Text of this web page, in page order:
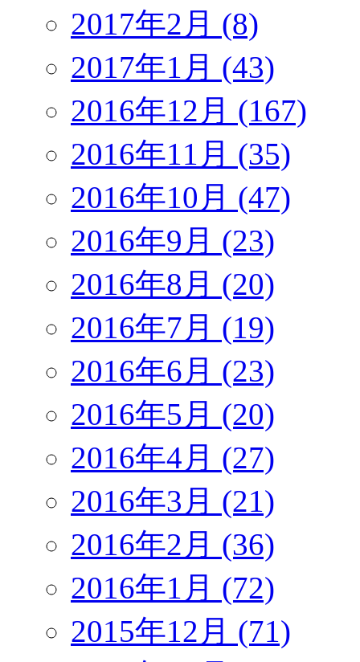
2017年2月 (8)
2017年1月 (43)
2016年12月 (167)
2016年11月 (35)
2016年10月 (47)
2016年9月 (23)
2016年8月 (20)
2016年7月 (19)
2016年6月 (23)
2016年5月 (20)
2016年4月 (27)
2016年3月 (21)
2016年2月 (36)
2016年1月 (72)
2015年12月 (71)